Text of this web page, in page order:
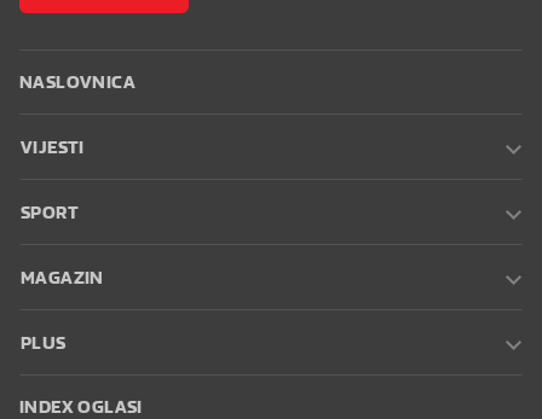
NASLOVNICA
VIJESTI
SPORT
MAGAZIN
PLUS
INDEX OGLASI